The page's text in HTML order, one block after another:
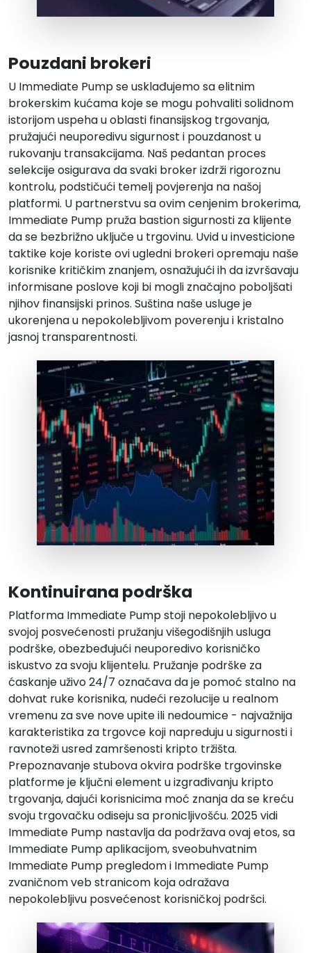
Pouzdani brokeri
U Immediate Pump se usklađujemo sa elitnim
brokerskim kućama koje se mogu pohvaliti solidnom
istorijom uspeha u oblasti finansijskog trgovanja,
pružajući neuporedivu sigurnost i pouzdanost u
rukovanju transakcijama. Naš pedantan proces
selekcije osigurava da svaki broker izdrži rigoroznu
kontrolu, podstičući temelj povjerenja na našoj
platformi. U partnerstvu sa ovim cenjenim brokerima,
Immediate Pump pruža bastion sigurnosti za klijente
da se bezbrižno uključe u trgovinu. Uvid u investicione
taktike koje koriste ovi ugledni brokeri opremaju naše
korisnike kritičkim znanjem, osnažujući ih da izvršavaju
informisane poslove koji bi mogli značajno poboljšati
njihov finansijski prinos. Suština naše usluge je
ukorenjena u nepokolebljivom poverenju i kristalno
jasnoj transparentnosti.
Kontinuirana podrška
Platforma Immediate Pump stoji nepokolebljivo u
svojoj posvećenosti pružanju višegodišnjih usluga
podrške, obezbeđujući neuporedivo korisničko
iskustvo za svoju klijentelu. Pružanje podrške za
ćaskanje uživo 24/7 označava da je pomoć stalno na
dohvat ruke korisnika, nudeći rezolucije u realnom
vremenu za sve nove upite ili nedoumice - najvažnija
karakteristika za trgovce koji napreduju u sigurnosti i
ravnoteži usred zamršenosti kripto tržišta.
Prepoznavanje stubova okvira podrške trgovinske
platforme je ključni element u izgrađivanju kripto
trgovanja, dajući korisnicima moć znanja da se kreću
svoju trgovačku odiseju sa pronicljivošću. 2025 vidi
Immediate Pump nastavlja da podržava ovaj etos, sa
Immediate Pump aplikacijom, sveobuhvatnim
Immediate Pump pregledom i Immediate Pump
zvaničnom veb stranicom koja odražava
nepokolebljivu posvećenost korisničkoj podršci.